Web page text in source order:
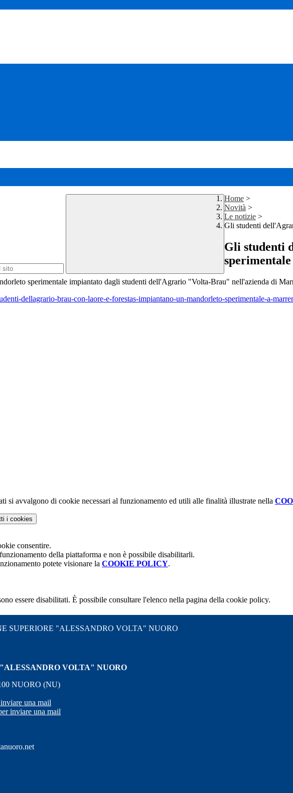
Home >
Novità >
Le notizie >
Gli studenti
Gli studenti
sperimentale
sperimentale impiantato dagli studenti dell'Agrario "Volta-Brau" nell'azienda di
dellagrario-brau-con-laore-e-forestas-impiantano-un-mandorleto-sperimentale-a-
si avvalgono di cookie necessari al funzionamento ed utili alle finalità illustrate nella
i cookies
consentire.
della piattaforma e non è possibile disabilitarli.
potete visionare la COOKIE POLICY.
essere disabilitati. È possibile consultare l'elenco nella pagina della cookie policy.
SUPERIORE "ALESSANDRO VOLTA" NUORO
VOLTA" NUORO
NUORO (NU)
una mail
inviare una mail